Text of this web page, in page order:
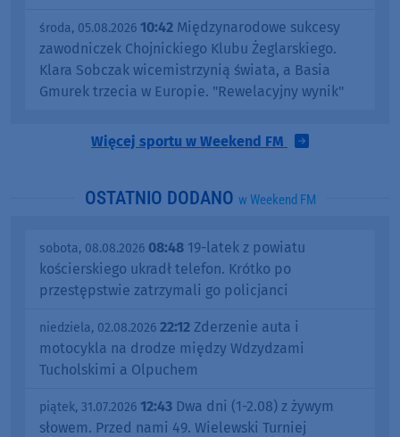
środa, 05.08.2026 10:42 Międzynarodowe sukcesy
zawodniczek Chojnickiego Klubu Żeglarskiego.
Klara Sobczak wicemistrzynią świata, a Basia
Gmurek trzecia w Europie. "Rewelacyjny wynik"
Więcej sportu w Weekend FM
OSTATNIO DODANO w Weekend FM
sobota, 08.08.2026 08:48 19-latek z powiatu
kościerskiego ukradł telefon. Krótko po
przestępstwie zatrzymali go policjanci
niedziela, 02.08.2026 22:12 Zderzenie auta i
motocykla na drodze między Wdzydzami
Tucholskimi a Olpuchem
piątek, 31.07.2026 12:43 Dwa dni (1-2.08) z żywym
słowem. Przed nami 49. Wielewski Turniej